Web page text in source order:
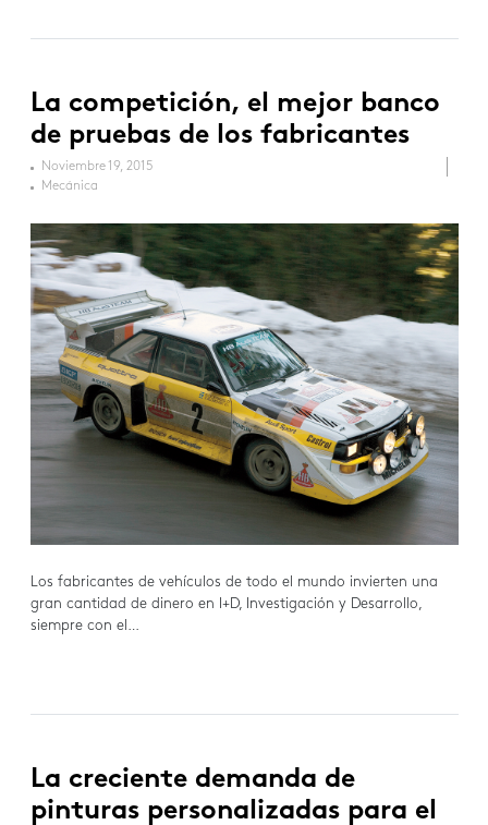
La competición, el mejor banco
de pruebas de los fabricantes
Noviembre 19, 2015
Mecánica
Los fabricantes de vehículos de todo el mundo invierten una
gran cantidad de dinero en I+D, Investigación y Desarrollo,
siempre con el…
La creciente demanda de
pinturas personalizadas para el